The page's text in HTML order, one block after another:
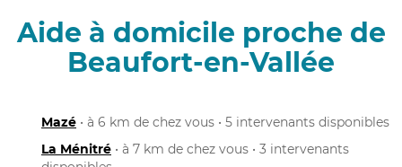
Aide à domicile proche de
Beaufort-en-Vallée
Mazé • à 6 km de chez vous • 5 intervenants disponibles
La Ménitré • à 7 km de chez vous • 3 intervenants